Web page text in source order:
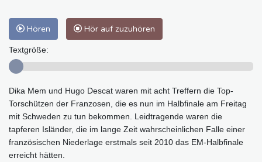
Hören Hör auf zuzuhören
Textgröße:
Dika Mem und Hugo Descat waren mit acht Treffern die Top-
Torschützen der Franzosen, die es nun im Halbfinale am Freitag
mit Schweden zu tun bekommen. Leidtragende waren die
tapferen Isländer, die im lange Zeit wahrscheinlichen Falle einer
französischen Niederlage erstmals seit 2010 das EM-Halbfinale
erreicht hätten.